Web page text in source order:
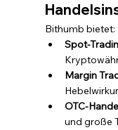
Bithumb bietet:
Spot-
Margin
OTC-
und große